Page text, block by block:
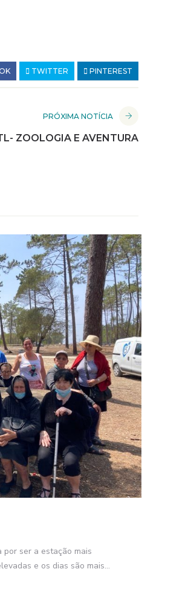
TWITTER PINTEREST
PRÓXIMA NOTÍCIA
ZOOLOGIA E AVENTURA
ser a estação mais
e os dias são mais...